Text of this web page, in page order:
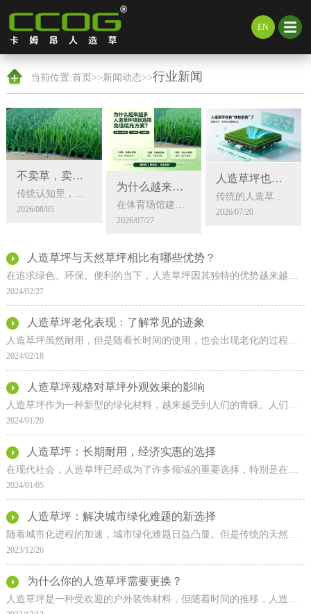
EN
当前位置:首页 >>新闻动态>>行业新闻
不卖草，卖的是看得见的未来
2026/08/05
为什么越来越多人造草坪项目选择免填充方案？
2026/07/27
人造草坪也有“体检报告”了——智能时代，草坪比你更懂自己
传统的人造草坪维护，靠的是经验——觉得该修了就修，觉得该换了就换。但智能时代正在改变这一切。在草坪中嵌入传感器，可实时收集温度、湿度、磨损程度等数据，并传输至智
2026/07/20
人造草坪与天然草坪相比有哪些优势？
2024/02/27
人造草坪老化表现：了解常见的迹象
2024/02/18
人造草坪规格对草坪外观效果的影响
2024/01/20
人造草坪：长期耐用，经济实惠的选择
2024/01/05
人造草坪：解决城市绿化难题的新选择
2023/12/26
为什么你的人造草坪需要更换？